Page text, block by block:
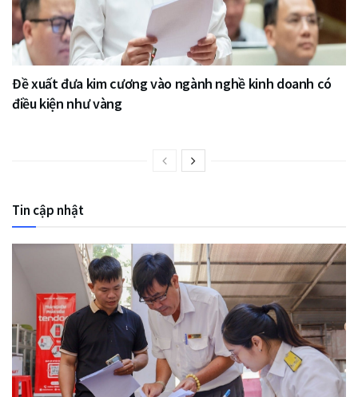
Đề xuất đưa kim cương vào ngành nghề kinh doanh có
điều kiện như vàng
Tin cập nhật